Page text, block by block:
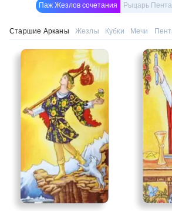
Паж Жезлов сочетания Рыцарь
Старшие Арканы Жезлы Кубки Мечи